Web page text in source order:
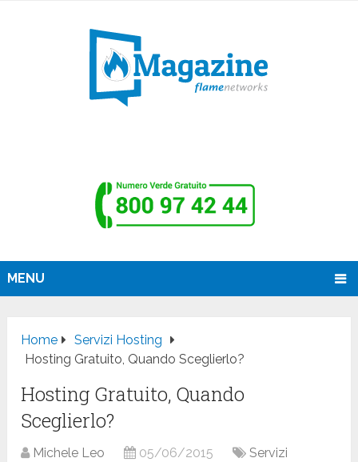
MENU
Home
Servizi Hosting
Hosting Gratuito, Quando Sceglierlo?
Hosting Gratuito, Quando
Sceglierlo?
Michele Leo 05/06/2015
Servizi